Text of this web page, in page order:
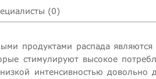
(0)
продуктами распада
стимулируют высокое
интенсивностью довольно